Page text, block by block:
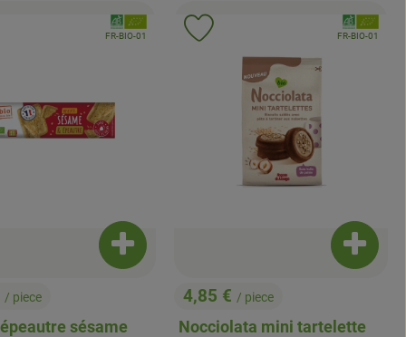
panier
/ piece
sésame
Ajouter le produit au panier
, Association:
, Autorité de contrôle:
FR-BIO-01
le produit aux favoris
, Prix:
4,85 € / piece
Nocciolata mini tartelette
Ajouter
,
, Autorité de
FR-BIO-01
Ajouter le produit aux favoris